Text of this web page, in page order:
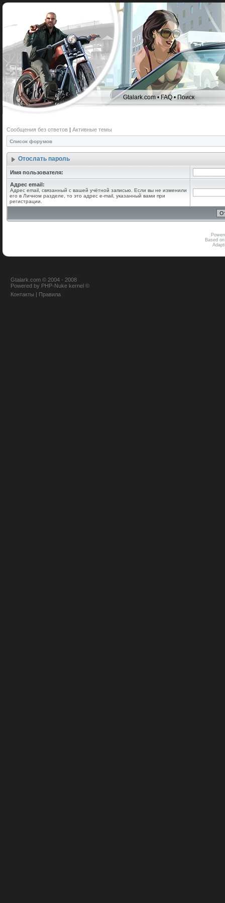
Gtalark.com •FAQ•Поиск
Сообщения без ответов | Активные темы
Список форумов
Отослать пароль
Имя пользователя:
Адрес email:
Адрес email, связанный с вашей учётной записью. Если вы не изменили
его в Личном разделе, то это адрес e-mail, указанный вами при
регистрации.
Based
Gtalark.com © 2004 - 2008
Powered by PHP-Nuke kernel ©
Контакты | Правила